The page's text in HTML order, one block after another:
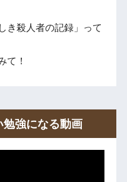
き殺人者の記録」って
て！
強になる動画